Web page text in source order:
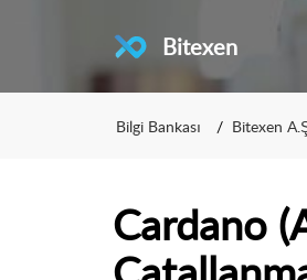
Bitexen
Bilgi Bankası Bitexen
Cardano